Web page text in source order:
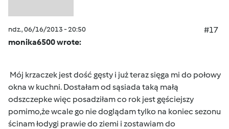
ndz., 06/16/2013 - 20:50
#17
monika6500 wrote:
Mój krzaczek jest dość gęsty i już teraz sięga mi do połowy
okna w kuchni. Dostałam od sąsiada taką małą
odszczepke więc posadziłam co rok jest gęściejszy
pomimo,że wcale go nie doglądam tylko na koniec sezonu
ścinam łodygi prawie do ziemi i zostawiam do